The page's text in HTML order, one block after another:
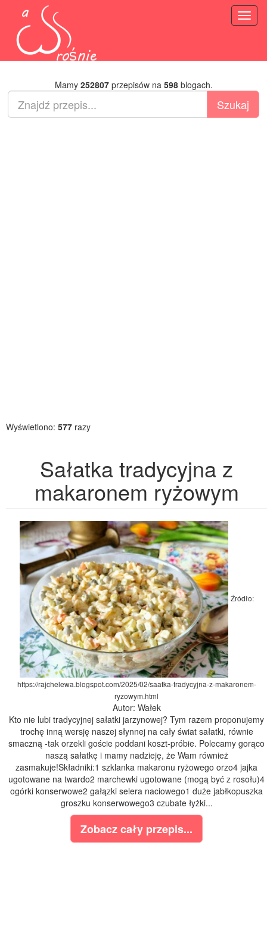
Mamy 252807przepisów na 598blogach.
Wyświetlono: 577 razy
Sałatka tradycyjna z
makaronem ryżowym
Źródło:
https://rajchelewa.blogspot.com/2025/02/saatka-tradycyjna-z-makaronem-
ryzowym.html
Autor: Wałek
Kto nie lubi tradycyjnej sałatki jarzynowej? Tym razem proponujemy
trochę inną wersję naszej słynnej na cały świat sałatki, równie
smaczną -tak orzekli goście poddani koszt-próbie. Polecamy gorąco
naszą sałatkę i mamy nadzieję, że Wam również
zasmakuje!Składniki:1 szklanka makaronu ryżowego orzo4 jajka
ugotowane na twardo2 marchewki ugotowane (mogą być z rosołu)4
ogórki konserwowe2 gałązki selera naciowego1 duże jabłkopuszka
groszku konserwowego3 czubate łyżki...
Zobacz cały przepis...